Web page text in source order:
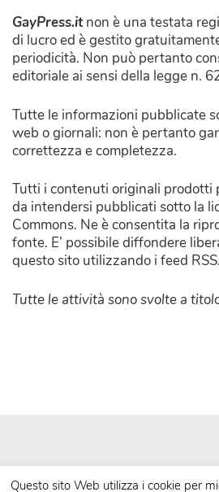
GayPress.itnon è una testata
di lucro ed è gestito
periodicità. Non può pertanto
editoriale ai sensi della legge n.
Tutte le informazioni pubblicate
web o giornali: non è pertanto
correttezza e completezza.
Tutti i contenuti originali prodotti
da intendersi pubblicati sotto la
Commons. Ne è consentita la
fonte. E’ possibile diffondere
questo sito utilizzando i feed RSS.
Tutte le attività sono svolte a
Questo sito Web utilizza i cookie per